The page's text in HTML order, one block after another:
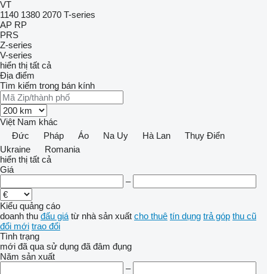
VT
1140 1380 2070 T-series
AP RP
PRS
Z-series
V-series
hiển thị tất cả
Địa điểm
Tìm kiếm trong bán kính
Việt Nam khác
Đức
Pháp Áo Na Uy Hà Lan
Thụy Điển
Ukraine
Romania
hiển thị tất cả
Giá
–
Kiểu quảng cáo
doanh thu đấu giá từ nhà sản xuất cho thuê tín dụng trả góp thu cũ
đổi mới trao đổi
Tình trạng
mới đã qua sử dụng đã đâm đụng
Năm sản xuất
–